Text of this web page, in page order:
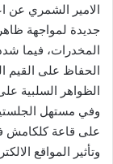
الامير الشمري عن
جديدة لمواجهة
المخدرات، فيما
الحفاظ على القيم
الظواهر السلبية
وفي مستهل
على قاعة كلكامش
وتأثير المواقع